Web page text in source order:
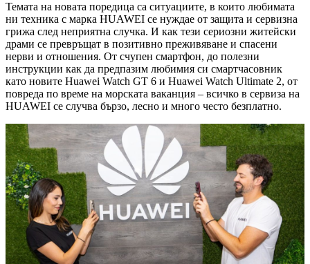
Темата на новата поредица са ситуациите, в които любимата
ни техника с марка HUAWEI се нуждае от защита и сервизна
грижа след неприятна случка. И как тези сериозни житейски
драми се превръщат в позитивно преживяване и спасени
нерви и отношения. От счупен смартфон, до полезни
инструкции как да предпазим любимия си смартчасовник
като новите Huawei Watch GT 6 и Huawei Watch Ultimate 2, от
повреда по време на морската ваканция – всичко в сервиза на
HUAWEI се случва бързо, лесно и много често безплатно.